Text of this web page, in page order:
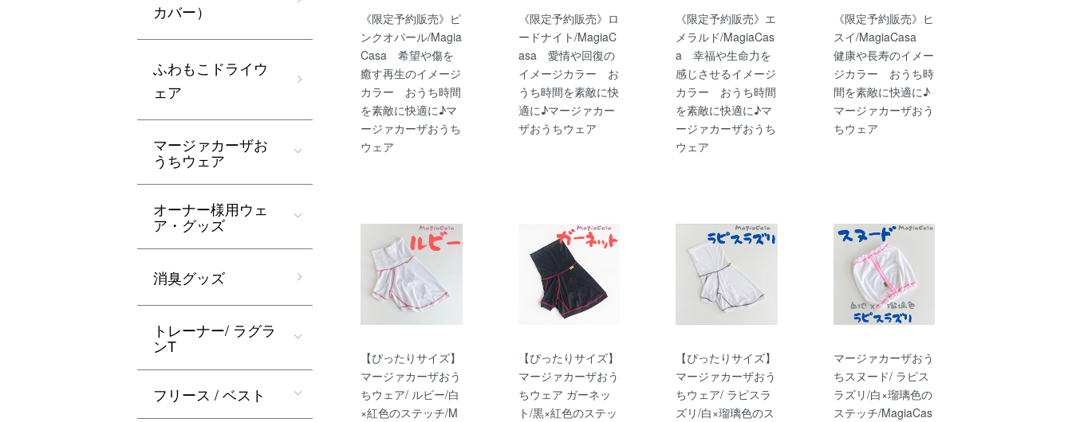
《限定予約販売》ピ
ンクオパール/Magia
Casa 希望や傷を
癒す再生のイメージ
カラー おうち時間
を素敵に快適に♪マ
ージァカーザおうち
ウェア
《限定予約販売》ロ
ードナイト/MagiaC
asa 愛情や回復の
イメージカラー お
うち時間を素敵に快
適に♪マージァカー
ザおうちウェア
《限定予約販売》エ
メラルド/MagiaCas
a 幸福や生命力を
感じさせるイメージ
カラー おうち時間
を素敵に快適に♪マ
ージァカーザおうち
ウェア
《限定予約販売》ヒ
スイ/MagiaCasa
健康や長寿のイメー
ジカラー おうち時
間を素敵に快適に♪
マージァカーザおう
ちウェア
【ぴったりサイズ】
マージァカーザおう
ちウェア/ ルビー/白
×紅色のステッチ/M
【ぴったりサイズ】
マージァカーザおう
ちウェア ガーネッ
ト/黒×紅色のステッ
【ぴったりサイズ】
マージァカーザおう
ちウェア/ ラピスラ
ズリ/白×瑠璃色のス
マージァカーザおう
ちスヌード/ ラピス
ラズリ/白×瑠璃色の
ステッチ/MagiaCas
カバー）
ふわもこドライウ
ェア
マージァカーザお
うちウェア
オーナー様用ウェ
ア・グッズ
消臭グッズ
トレーナー/ ラグラ
ンT
フリース / ベスト